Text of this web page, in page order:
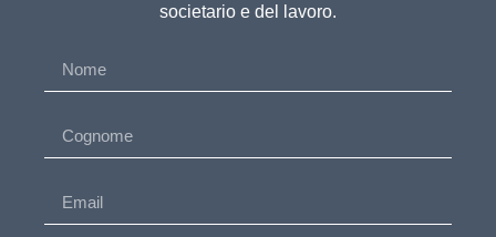
societario e del lavoro.